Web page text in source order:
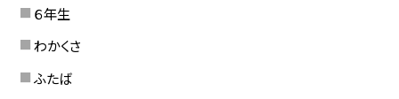
６年生
わかくさ
ふたば